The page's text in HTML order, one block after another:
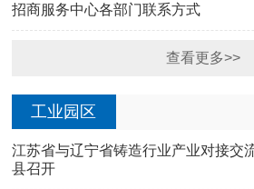
招商服务中心各部门联系方式
查看更多>>
工业园区
江苏省与辽宁省铸造行业产业对接交
县召开